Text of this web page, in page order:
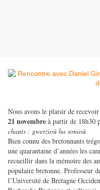
Nous avons le plaisir de
21 novembre à partir de 18h30
chants : gwerzioù ha sonioù.
Bien connu des bretonnants
une quarantaine d’années les
recueillir dans la mémoire des
populaire bretonne. Professeur
l’Université de Bretagne